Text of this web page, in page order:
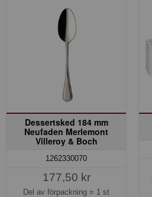
Dessertsked 184 mm
Neufaden Merlemont
Villeroy & Boch
1262330070
177,50 kr
Del av förpackning = 1 st